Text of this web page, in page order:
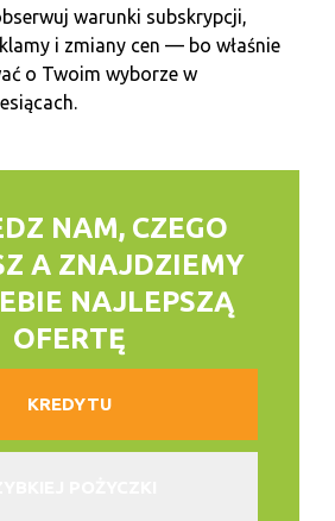
warunki subskrypcji,
i zmiany cen — bo właśnie
o Twoim wyborze w
NAM, CZEGO
A ZNAJDZIEMY
NAJLEPSZĄ
OFERTĘ
KREDYTU